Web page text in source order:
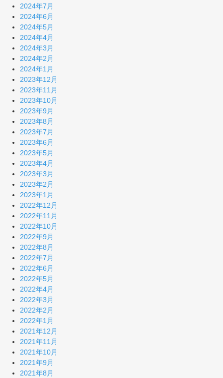
2024年7月
2024年6月
2024年5月
2024年4月
2024年3月
2024年2月
2024年1月
2023年12月
2023年11月
2023年10月
2023年9月
2023年8月
2023年7月
2023年6月
2023年5月
2023年4月
2023年3月
2023年2月
2023年1月
2022年12月
2022年11月
2022年10月
2022年9月
2022年8月
2022年7月
2022年6月
2022年5月
2022年4月
2022年3月
2022年2月
2022年1月
2021年12月
2021年11月
2021年10月
2021年9月
2021年8月